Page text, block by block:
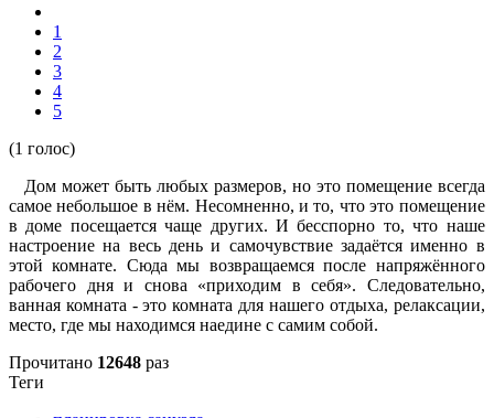
1
2
3
4
5
(1 голос)
Дом может быть любых размеров, но это помещение всегда
самое небольшое в нём. Несомненно, и то, что это помещение
в доме посещается чаще других. И бесспорно то, что наше
настроение на весь день и самочувствие задаётся именно в
этой комнате. Сюда мы возвращаемся после напряжённого
рабочего дня и снова «приходим в себя». Следовательно,
ванная комната - это комната для нашего отдыха, релаксации,
место, где мы находимся наедине с самим собой.
Прочитано 12648 раз
Теги